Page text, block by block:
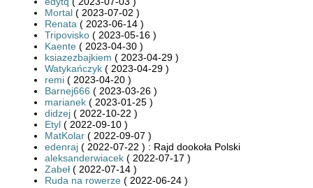
Mortal ( 2023-07-02 )
Renata ( 2023-06-14 )
Tripovisko ( 2023-05-16 )
Kaente ( 2023-04-30 )
ksiazezbajkiem ( 2023-04-29 )
Watykańczyk ( 2023-04-29 )
remi ( 2023-04-20 )
Barnej666 ( 2023-03-26 )
marianek ( 2023-01-25 )
didzej ( 2022-10-22 )
Etyl ( 2022-09-10 )
MatKolar ( 2022-09-07 )
edenraj ( 2022-07-22 ) : Rajd dookoła Polski
aleksanderwiacek ( 2022-07-17 )
Zabeł ( 2022-07-14 )
Ruda na rowerze ( 2022-06-24 )